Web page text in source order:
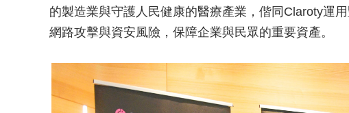
的製造業與守護人民健康的醫療產業，偕同Claroty運
網路攻擊與資安風險，保障企業與民眾的重要資產。